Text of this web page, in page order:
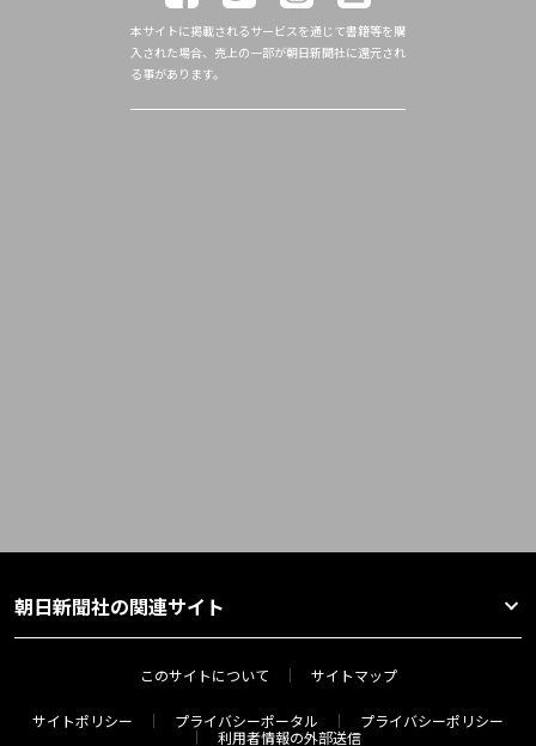
本サイトに掲載されるサービスを通じて書籍等を購
入された場合、売上の一部が朝日新聞社に還元され
る事があります。
朝日新聞社の関連サイト
このサイトについて サイトマップ
サイトポリシー プライバシーポータル
プライバシーポリシー
利用者情報の外部送信